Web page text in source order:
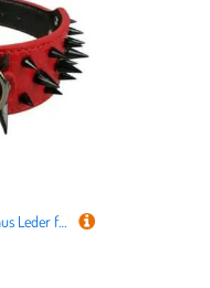
TPIONEER Hundehalsbänder aus Leder für Pitbull, Bulldogge, große Hunde, verstellbar, für mittelgroße und große Hunde, Boxer, SML, XL